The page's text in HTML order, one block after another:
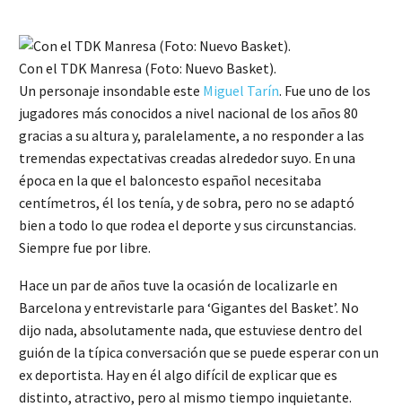
Con el TDK Manresa (Foto: Nuevo Basket).
Un personaje insondable este Miguel Tarín. Fue uno de los
jugadores más conocidos a nivel nacional de los años 80
gracias a su altura y, paralelamente, a no responder a las
tremendas expectativas creadas alrededor suyo. En una
época en la que el baloncesto español necesitaba
centímetros, él los tenía, y de sobra, pero no se adaptó
bien a todo lo que rodea el deporte y sus circunstancias.
Siempre fue por libre.
Hace un par de años tuve la ocasión de localizarle en
Barcelona y entrevistarle para ‘Gigantes del Basket’. No
dijo nada, absolutamente nada, que estuviese dentro del
guión de la típica conversación que se puede esperar con un
ex deportista. Hay en él algo difícil de explicar que es
distinto, atractivo, pero al mismo tiempo inquietante.